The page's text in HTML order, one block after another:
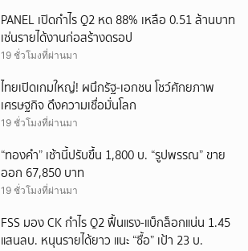
PANEL เปิดกำไร Q2 หด 88% เหลือ 0.51 ล้านบาท
เซ่นรายได้งานก่อสร้างดรอป
19 ชั่วโมงที่ผ่านมา
ไทยเปิดเกมใหญ่! ผนึกรัฐ-เอกชน โชว์ศักยภาพ
เศรษฐกิจ ดึงความเชื่อมั่นโลก
19 ชั่วโมงที่ผ่านมา
“ทองคำ” เช้านี้ปรับขึ้น 1,800 บ. “รูปพรรณ” ขาย
ออก 67,850 บาท
19 ชั่วโมงที่ผ่านมา
FSS มอง CK กำไร Q2 ฟื้นแรง-แบ็กล็อกแน่น 1.45
แสนลบ. หนุนรายได้ยาว แนะ “ซื้อ” เป้า 23 บ.